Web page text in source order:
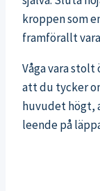
kroppen som
framförallt
Våga vara
att du tycker
huvudet högt,
leende på